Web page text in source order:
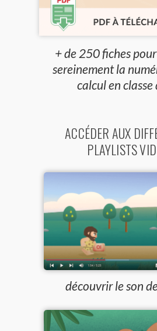
+ de 250 fiches
sereinement la
calcul en classe
ACCÉDER AUX
PLAYLISTS
découvrir le son